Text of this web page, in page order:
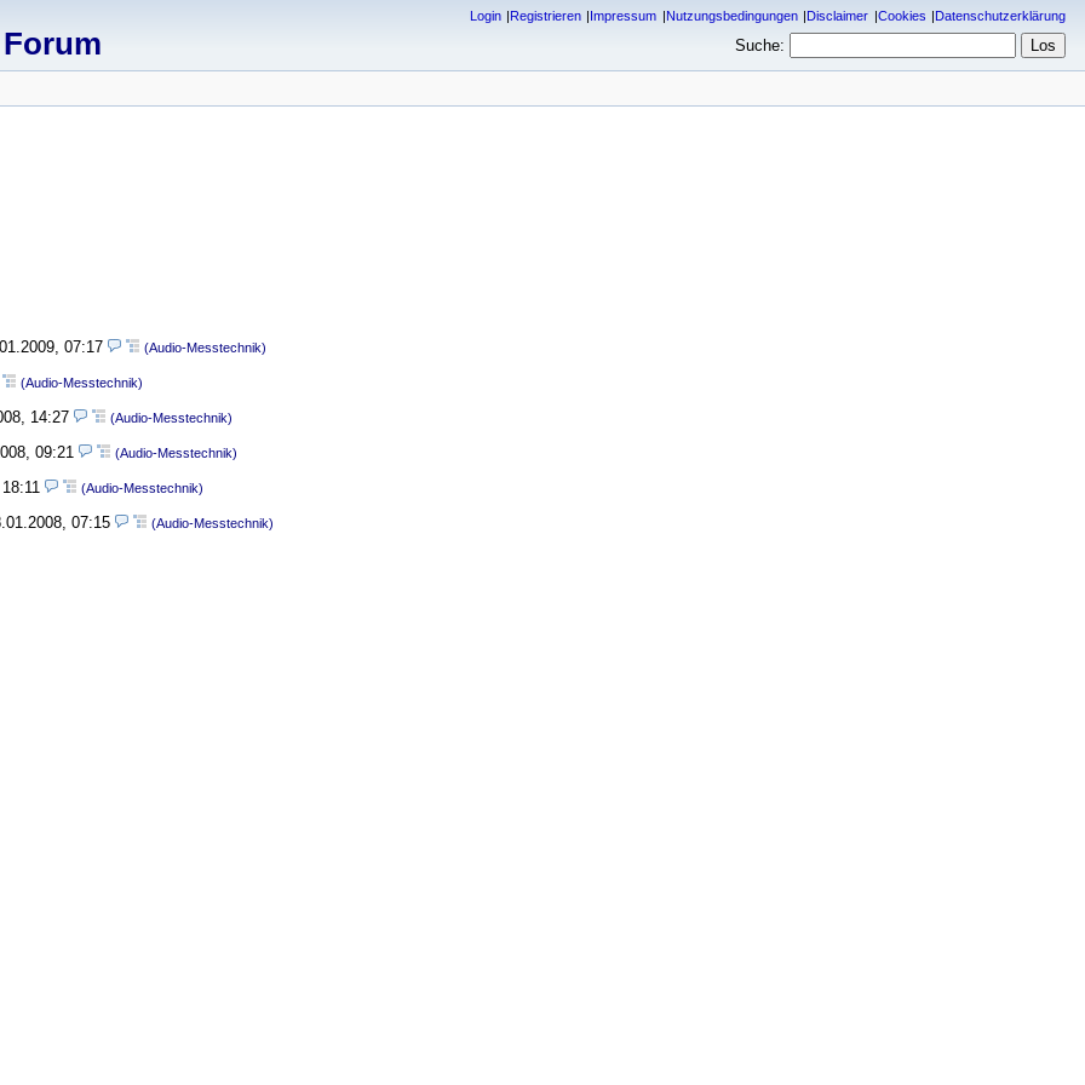
Login Registrieren Impressum Nutzungsbedingungen Disclaimer Cookies Datenschutzerklärung
Suche:
07:17 (Audio-Messtechnik)
(Audio-Messtechnik)
14:27 (Audio-Messtechnik)
09:21 (Audio-Messtechnik)
(Audio-Messtechnik)
07:15 (Audio-Messtechnik)